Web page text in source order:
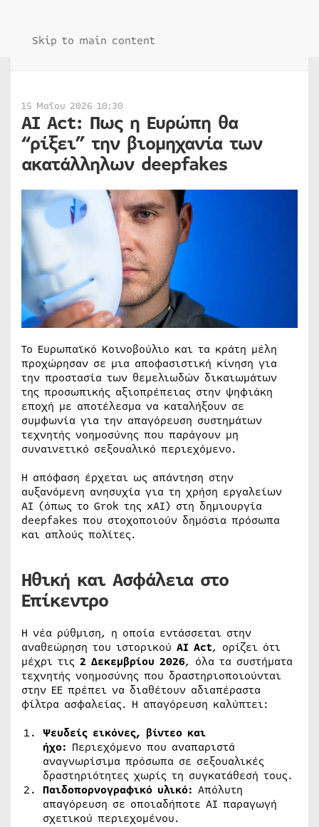
Skip to main content
15 Μαΐου 2026 10:30
AI Act: Πως η Ευρώπη θα
“ρίξει” την βιομηχανία των
ακατάλληλων deepfakes
Το Ευρωπαϊκό Κοινοβούλιο και τα κράτη μέλη
προχώρησαν σε μια αποφασιστική κίνηση για
την προστασία των θεμελιωδών δικαιωμάτων
της προσωπικής αξιοπρέπειας στην ψηφιάκη
εποχή με αποτέλεσμα να καταλήξουν σε
συμφωνία για την απαγόρευση συστημάτων
τεχνητής νοημοσύνης που παράγουν μη
συναινετικό σεξουαλικό περιεχόμενο.
Η απόφαση έρχεται ως απάντηση στην
αυξανόμενη ανησυχία για τη χρήση εργαλείων
AI (όπως το Grok της xAI) στη δημιουργία
deepfakes που στοχοποιούν δημόσια πρόσωπα
και απλούς πολίτες.
Ηθική και Ασφάλεια στο
Επίκεντρο
Η νέα ρύθμιση, η οποία εντάσσεται στην
αναθεώρηση του ιστορικού AI Act, ορίζει ότι
μέχρι τις 2 Δεκεμβρίου 2026, όλα τα συστήματα
τεχνητής νοημοσύνης που δραστηριοποιούνται
στην ΕΕ πρέπει να διαθέτουν αδιαπέραστα
φίλτρα ασφαλείας. Η απαγόρευση καλύπτει:
Ψευδείς εικόνες, βίντεο και
ήχο: Περιεχόμενο που αναπαριστά
αναγνωρίσιμα πρόσωπα σε σεξουαλικές
δραστηριότητες χωρίς τη συγκατάθεσή τους.
Παιδοπορνογραφικό υλικό: Απόλυτη
απαγόρευση σε οποιαδήποτε AI παραγωγή
σχετικού περιεχομένου.